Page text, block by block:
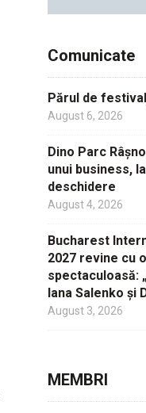
Comunicate
Părul de
August 6, 2026
Dino Parc
unui business,
deschidere
August 4, 2026
Bucharest
2027 revine cu
spectaculoasă:
Iana Salenko și
August 3, 2026
MEMBRI